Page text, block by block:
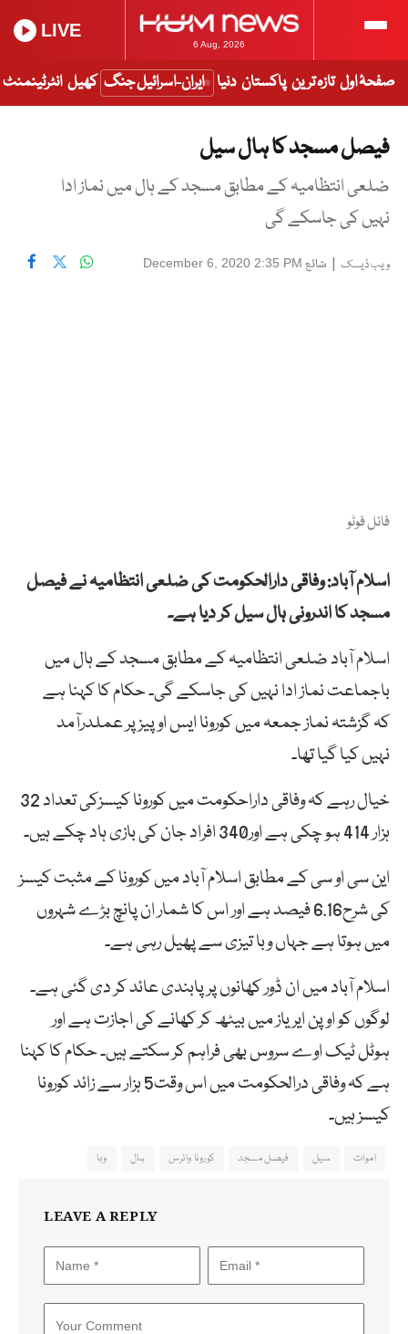
6 Aug, 2026
LIVE
صفحۂ اول تازہ ترین پاکستان دنیا ایران-اسرائیل جنگ کھیل انٹرٹینمنٹ
فیصل مسجد کا ہال سیل
ضلعی انتظامیہ کے مطابق مسجد کے ہال میں نماز ادا
نہیں کی جاسکے گی
ویب ڈیسک | شائع December 6, 2020 2:35 PM
فائل فوٹو
اسلامآباد: وفاقی دارالحکومت کی ضلعی انتظامیہ نےفیصل
مسجدکااندرونیہال سیل کر دیا ہے۔
اسلامآبادضلعیانتظامیہکےمطابقمسجدکےہالمیں
باجماعتنمازادانہیںکیجاسکےگی۔ حکام کا کہنا ہے
کہگزشتہنمازجمعہمیںکورونا ایساوپیزپرعملدرآمد
نہیںکیاگیا تھا۔
خیال رہے کہ وفاقی داراحکومت میں کورونا کیسزکی تعداد 32
ہزار 414 ہو چکی ہے اور340 افراد جان کی بازی ہاد چکے ہیں۔
این سی او سی کے مطابق اسلام آباد میں کورونا کے مثبت کیسز
کی شرح6.16 فیصد ہے اور اس کا شمار ان پانچ بڑے شہروں
میں ہوتا ہے جہاں وبا تیزی سے پھیل رہی ہے۔
اسلام آباد میں ان ڈور کھانوں پر پابندی عائد کر دی گئی ہے۔
لوگوں کو اوپن ایریاز میں بیٹھ کر کھانے کی اجازت ہے اور
ہوٹل ٹیک اوے سروس بھی فراہم کر سکتے ہیں۔ حکام کا کہنا
ہے کہ وفاقی درالحکومت میں اس وقت5 ہزار سے زائد کورونا
کیسز ہیں۔
اموات سیل فیصل مسجد کورونا وائرس ہال وبا
LEAVE A REPLY